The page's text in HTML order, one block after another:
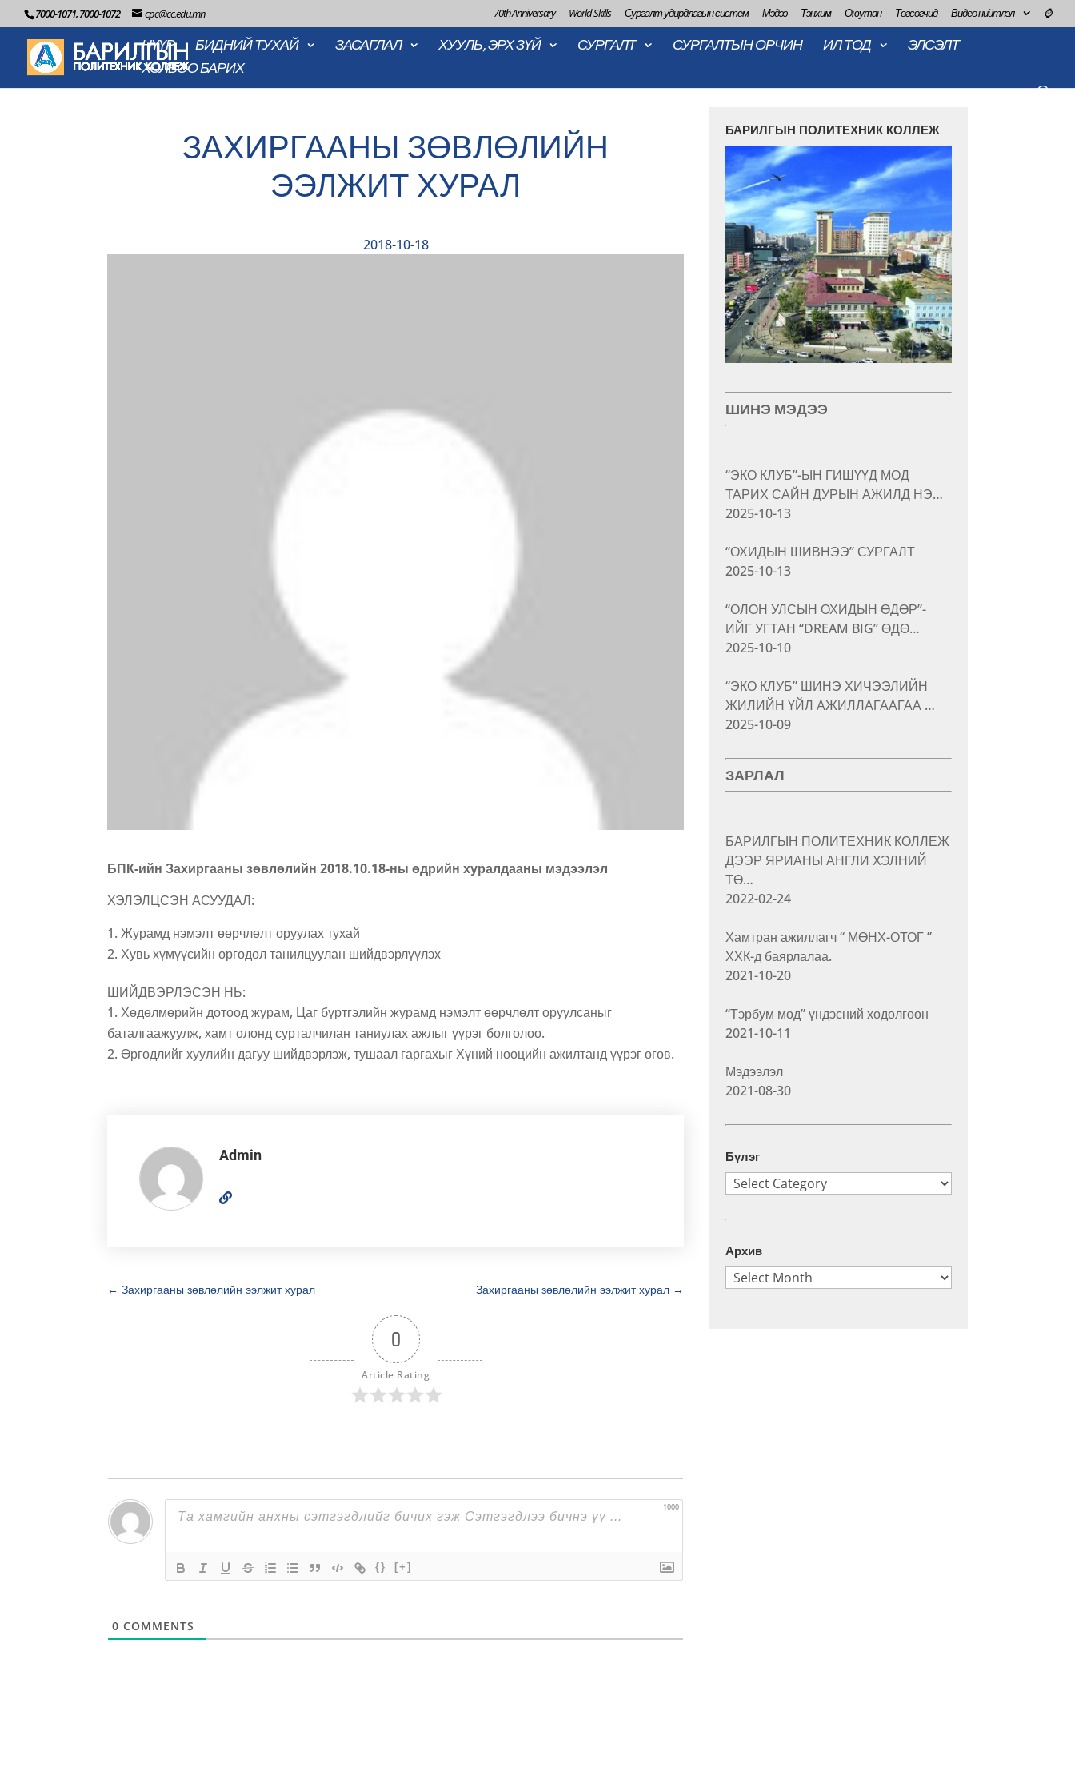
7000-1071, 7000-1072 cpc@cc.edu.mn 70th Anniversary World Skills Сургалт удирдлагын систем Мэдээ Тэнхим Оюутан Төгсөгчид Видео нийтлэл ⌚
НҮҮР БИДНИЙ ТУХАЙ ЗАСАГЛАЛ ХУУЛЬ, ЭРХ ЗҮЙ СУРГАЛТ СУРГАЛТЫН ОРЧИН ИЛ ТОД
ЭЛСЭЛТ
ХОЛБОО БАРИХ
ЗАХИРГААНЫ ЗӨВЛӨЛИЙН
ЭЭЛЖИТ ХУРАЛ
2018-10-18
БПК-ийн Захиргааны зөвлөлийн 2018.10.18-ны өдрийн хуралдааны мэдээлэл
ХЭЛЭЛЦСЭН АСУУДАЛ:
Журамд нэмэлт өөрчлөлт оруулах тухай
Хувь хүмүүсийн өргөдөл танилцуулан шийдвэрлүүлэх
ШИЙДВЭРЛЭСЭН НЬ:
Хөдөлмөрийн дотоод журам, Цаг бүртгэлийн журамд нэмэлт өөрчлөлт оруулсаныг
баталгаажуулж, хамт олонд сурталчилан таниулах ажлыг үүрэг болголоо.
Өргөдлийг хуулийн дагуу шийдвэрлэж, тушаал гаргахыг Хүний нөөцийн ажилтанд үүрэг өгөв.
Admin
← Захиргааны зөвлөлийн ээлжит хурал Захиргааны зөвлөлийн ээлжит хурал →
0
Article Rating
1000
{} [+]
0 COMMENTS
БАРИЛГЫН ПОЛИТЕХНИК КОЛЛЕЖ
ШИНЭ МЭДЭЭ
“ЭКО КЛУБ”-ЫН ГИШҮҮД МОД
ТАРИХ САЙН ДУРЫН АЖИЛД НЭ…
2025-10-13
“ОХИДЫН ШИВНЭЭ” СУРГАЛТ
2025-10-13
“ОЛОН УЛСЫН ОХИДЫН ӨДӨР”-
ИЙГ УГТАН “DREAM BIG” ӨДӨ…
2025-10-10
“ЭКО КЛУБ” ШИНЭ ХИЧЭЭЛИЙН
ЖИЛИЙН ҮЙЛ АЖИЛЛАГААГАА …
2025-10-09
ЗАРЛАЛ
БАРИЛГЫН ПОЛИТЕХНИК КОЛЛЕЖ
ДЭЭР ЯРИАНЫ АНГЛИ ХЭЛНИЙ
ТӨ…
2022-02-24
Хамтран ажиллагч “ МӨНХ-ОТОГ ”
ХХК-д баярлалаа.
2021-10-20
“Тэрбум мод” үндэсний хөдөлгөөн
2021-10-11
Мэдээлэл
2021-08-30
Бүлэг
Бүлэг
Архив
Архив